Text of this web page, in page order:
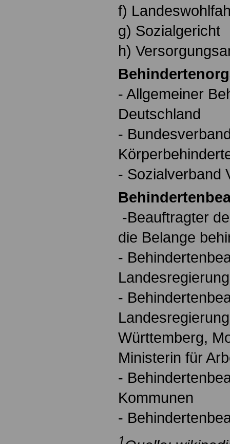
f)
g) Sozialgericht
h)
- Allgemeiner
Deutschland
-
- Sozialverband
-Beauftragter
die Belange
-
-
Württemberg,
Ministerin für
-
Kommunen
-
1